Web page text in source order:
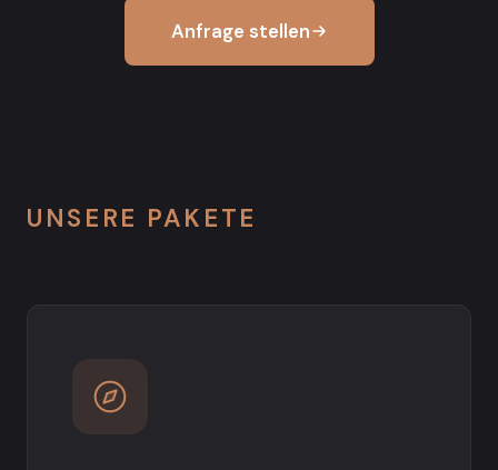
Anfrage stellen
UNSERE PAKETE